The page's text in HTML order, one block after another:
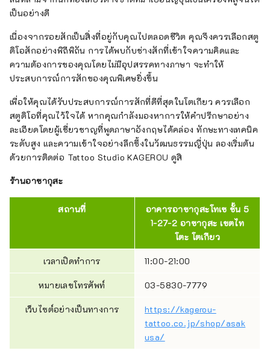
เป็นอย่างดี
เนื่องจากรอยสักเป็นสิ่งที่อยู่กับคุณไปตลอดชีวิต คุณจึงควรเลือกสตู
ดิโอสักอย่างพิถีพิถัน การได้พบกับช่างสักที่เข้าใจความคิดและ
ความต้องการของคุณโดยไม่มีอุปสรรคทางภาษา จะทำให้
ประสบการณ์การสักของคุณพิเศษยิ่งขึ้น
เพื่อให้คุณได้รับประสบการณ์การสักที่ดีที่สุดในโตเกียว ควรเลือก
สตูดิโอที่คุณไว้ใจได้ หากคุณกำลังมองหาการให้คำปรึกษาอย่าง
ละเอียดโดยผู้เชี่ยวชาญที่พูดภาษาอังกฤษได้คล่อง ทักษะทางเทคนิค
ระดับสูง และความเข้าใจอย่างลึกซึ้งในวัฒนธรรมญี่ปุ่น ลองเริ่มต้น
ด้วยการติดต่อ Tattoo Studio KAGEROU ดูสิ
ร้านอาซากุสะ
สถานที่
อาคารอาซากุสะโทเซ ชั้น 5
1-27-2 อาซากุสะ เขตไท
โตะ โตเกียว
เวลาเปิดทำการ 11:00-21:00
หมายเลขโทรศัพท์ 03-5830-7779
เว็บไซต์อย่างเป็นทางการ
https://kagerou-
tattoo.co.jp/shop/asak
usa/